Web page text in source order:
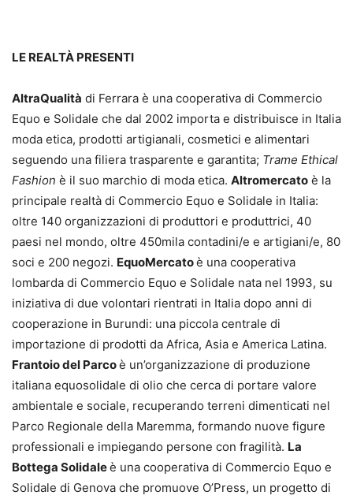
LE REALTÀ PRESENTI
AltraQualità di Ferrara è una cooperativa di Commercio
Equo e Solidale che dal 2002 importa e distribuisce in Italia
moda etica, prodotti artigianali, cosmetici e alimentari
seguendo una filiera trasparente e garantita; Trame Ethical
Fashion è il suo marchio di moda etica. Altromercato è la
principale realtà di Commercio Equo e Solidale in Italia:
oltre 140 organizzazioni di produttori e produttrici, 40
paesi nel mondo, oltre 450mila contadini/e e artigiani/e, 80
soci e 200 negozi. EquoMercatoè una cooperativa
lombarda di Commercio Equo e Solidale nata nel 1993, su
iniziativa di due volontari rientrati in Italia dopo anni di
cooperazione in Burundi: una piccola centrale di
importazione di prodotti da Africa, Asia e America Latina.
Frantoio del Parcoè un’organizzazione di produzione
italiana equosolidale di olio che cerca di portare valore
ambientale e sociale, recuperando terreni dimenticati nel
Parco Regionale della Maremma, formando nuove figure
professionali e impiegando persone con fragilità. La
Bottega Solidaleè una cooperativa di Commercio Equo e
Solidale di Genova che promuove O’Press, un progetto di